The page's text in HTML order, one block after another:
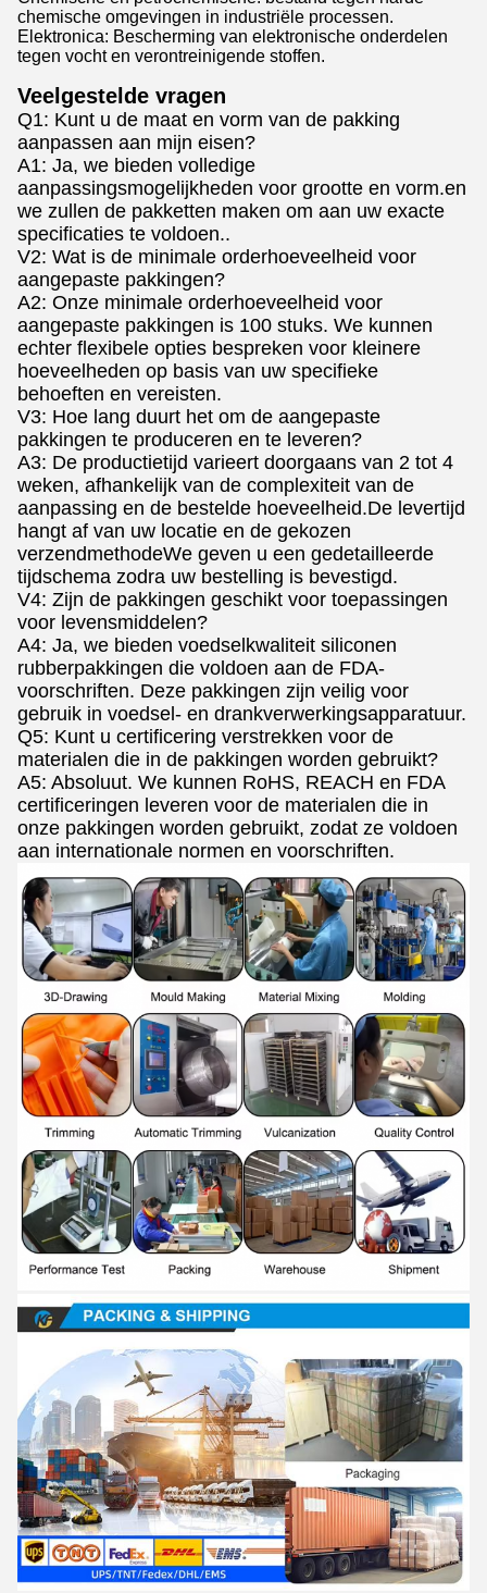
chemische omgevingen in industriële processen.
Elektronica: Bescherming van elektronische onderdelen
tegen vocht en verontreinigende stoffen.
Veelgestelde vragen
Q1: Kunt u de maat en vorm van de pakking
aanpassen aan mijn eisen?
A1: Ja, we bieden volledige
aanpassingsmogelijkheden voor grootte en vorm.en
we zullen de pakketten maken om aan uw exacte
specificaties te voldoen..
V2: Wat is de minimale orderhoeveelheid voor
aangepaste pakkingen?
A2: Onze minimale orderhoeveelheid voor
aangepaste pakkingen is 100 stuks. We kunnen
echter flexibele opties bespreken voor kleinere
hoeveelheden op basis van uw specifieke
behoeften en vereisten.
V3: Hoe lang duurt het om de aangepaste
pakkingen te produceren en te leveren?
A3: De productietijd varieert doorgaans van 2 tot 4
weken, afhankelijk van de complexiteit van de
aanpassing en de bestelde hoeveelheid.De levertijd
hangt af van uw locatie en de gekozen
verzendmethodeWe geven u een gedetailleerde
tijdschema zodra uw bestelling is bevestigd.
V4: Zijn de pakkingen geschikt voor toepassingen
voor levensmiddelen?
A4: Ja, we bieden voedselkwaliteit siliconen
rubberpakkingen die voldoen aan de FDA-
voorschriften. Deze pakkingen zijn veilig voor
gebruik in voedsel- en drankverwerkingsapparatuur.
Q5: Kunt u certificering verstrekken voor de
materialen die in de pakkingen worden gebruikt?
A5: Absoluut. We kunnen RoHS, REACH en FDA
certificeringen leveren voor de materialen die in
onze pakkingen worden gebruikt, zodat ze voldoen
aan internationale normen en voorschriften.